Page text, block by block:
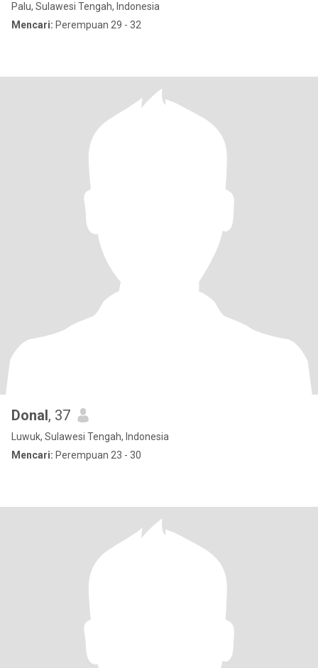
Palu, Sulawesi Tengah, Indonesia
Mencari: Perempuan 29 - 32
Donal, 37
Luwuk, Sulawesi Tengah, Indonesia
Mencari: Perempuan 23 - 30